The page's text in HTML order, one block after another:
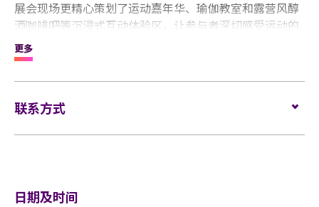
展会现场更精心策划了运动嘉年华、瑜伽教室和露营风醇
酒咖啡吧等沉浸式互动体验区，让参与者深切感受运动的
乐趣与魅力。另外还有环球智配活动，帮助买家与供应商
高效对接。
更多
联系方式
话:
日期及时间